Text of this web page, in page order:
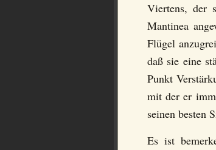
Viertens, der
Mantinea
Flügel
daß sie eine
Punkt
mit der er
seinen besten
Es ist